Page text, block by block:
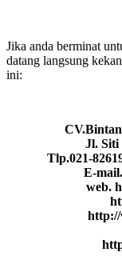
Jika anda berminat
datang langsung
ini:
Jl. Siti
Tlp.021-
E-
web.
http://